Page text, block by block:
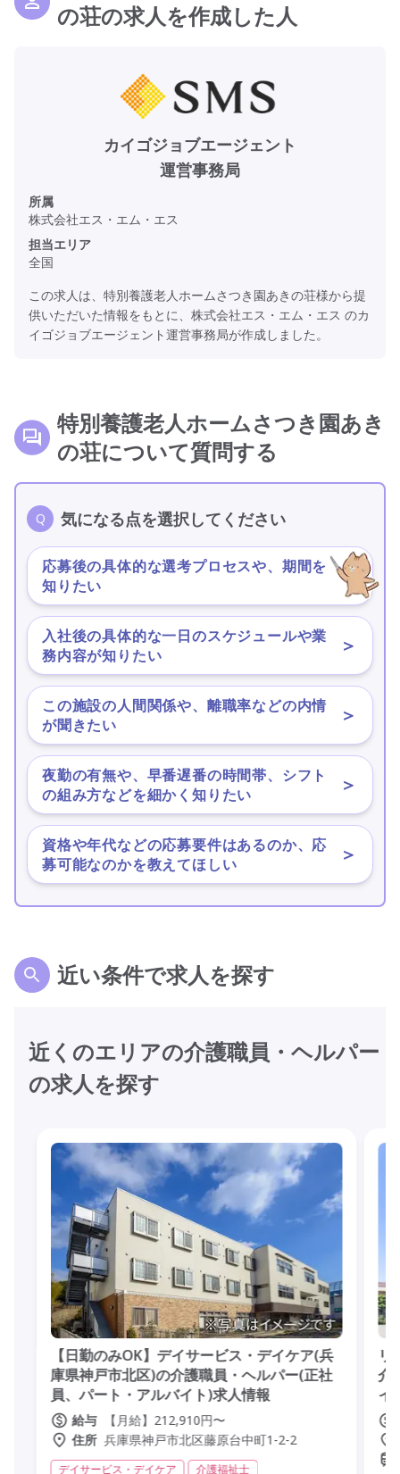
の荘の求人を作成した人
カイゴジョブエージェント
運営事務局
所属
株式会社エス・エム・エス
担当エリア
全国
この求人は、特別養護老人ホームさつき園あきの荘様から提
供いただいた情報をもとに、株式会社エス・エム・エス のカ
イゴジョブエージェント運営事務局が作成しました。
特別養護老人ホームさつき園あき
の荘について質問する
気になる点を選択してください
応募後の具体的な選考プロセスや、期間を
知りたい
＞
入社後の具体的な一日のスケジュールや業
務内容が知りたい
＞
この施設の人間関係や、離職率などの内情
が聞きたい
＞
夜勤の有無や、早番遅番の時間帯、シフト
の組み方などを細かく知りたい
＞
資格や年代などの応募要件はあるのか、応
募可能なのかを教えてほしい
＞
近い条件で求人を探す
近くのエリアの介護職員・ヘルパー
の求人を探す
【日勤のみOK】デイサービス・デイケア(兵
庫県神戸市北区)の介護職員・ヘルパー(正社
員、パート・アルバイト)求人情報
給与
【月給】212,910円〜
住所 兵庫県神戸市北区藤原台中町1-2-2
デイサービス・デイケア 介護福祉士
リ
介
イ